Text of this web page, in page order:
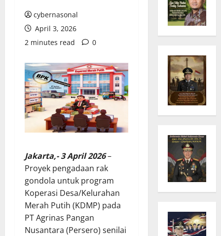
cybernasonal
April 3, 2026
2 minutes read
0
Jakarta,- 3 April 2026–
Proyek pengadaan rak
gondola untuk program
Koperasi Desa/Kelurahan
Merah Putih (KDMP) pada
PT Agrinas Pangan
Nusantara (Persero) senilai